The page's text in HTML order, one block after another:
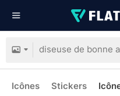
Icônes Stickers